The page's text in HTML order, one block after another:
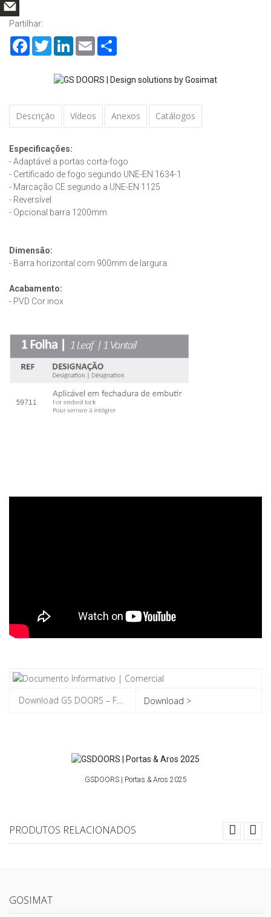
Partilhar:
FacebookTwitterLinkedInEmail
Descrição Vídeos Anexos Catálogos
Especificações:
- Adaptável a portas corta-fogo
- Certificado de fogo segundo UNE-EN 1634-1
- Marcação CE segundo a UNE-EN 1125
- Reversível
- Opcional barra 1200mm
Dimensão:
- Barra horizontal com 900mm de largura.
Acabamento:
- PVD Cor inox
Download >
GSDOORS | Portas & Aros 2025
PRODUTOS RELACIONADOS
GOSIMAT